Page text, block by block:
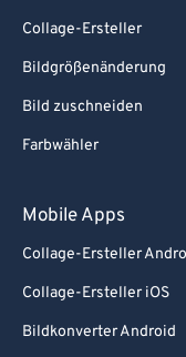
Collage-Ersteller
Bildgrößenänderung
Bild zuschneiden
Farbwähler
Mobile Apps
Collage-Ersteller
Collage-Ersteller iOS
Bildkonverter Android